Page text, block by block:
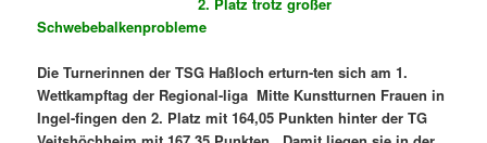
Schwebebalkenprobleme
Die Turnerinnen der TSG Haßloch erturn-ten sich am 1.
Wettkampftag der Regional-liga Mitte Kunstturnen Frauen in
Ingel-fingen den 2. Platz mit 164,05 Punkten hinter der TG